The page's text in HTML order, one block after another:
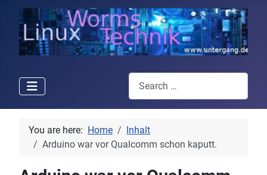
Search
You are here: Home
Inhalt
Arduino war vor Qualcomm schon kaputt.